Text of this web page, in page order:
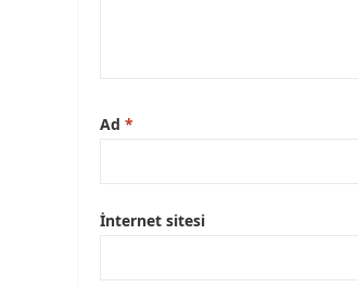
Ad *
İnternet sitesi